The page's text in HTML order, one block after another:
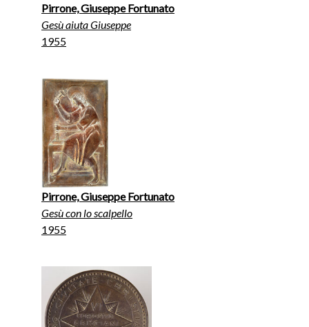
Pirrone, Giuseppe Fortunato
Gesù aiuta Giuseppe
1955
Pirrone, Giuseppe Fortunato
Gesù con lo scalpello
1955